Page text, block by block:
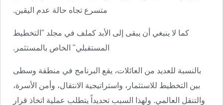
متسرع تجاه حالة عدم اليقين.
كما لا ينبغي أن يبقى إلى الأبد كملف في مجلد "التخطيط
المستقبلي" الخاص بالمستثمر.
بالنسبة للعديد من العائلات، يقع البرنامج في منطقة وسطى
بين التخطيط للاستثمار، واستراتيجية الانتقال، وأمن الأسرة،
والتنقل العالمي. ولهذا السبب تحديداً يتطلب عملية اتخاذ قرار